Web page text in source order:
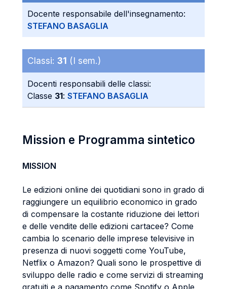
Docente responsabile dell'insegnamento:
STEFANO BASAGLIA
Classi: 31 (I sem.)
Docenti responsabili delle classi:
Classe 31: STEFANO BASAGLIA
Mission e Programma sintetico
MISSION
Le edizioni online dei quotidiani sono in grado di
raggiungere un equilibrio economico in grado
di compensare la costante riduzione dei lettori
e delle vendite delle edizioni cartacee? Come
cambia lo scenario delle imprese televisive in
presenza di nuovi soggetti come YouTube,
Netflix o Amazon? Quali sono le prospettive di
sviluppo delle radio e come servizi di streaming
gratuiti e a pagamento come Spotify o Apple